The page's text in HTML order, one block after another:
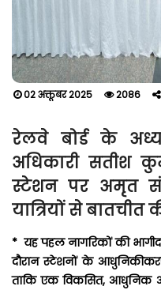
02 अक्तूबर 2025 2086
रेलवे बोर्ड के
अधिकारी सतीश
स्टेशन पर अमृत
यात्रियों से बातचीत
* यह पहल नागरिकों की
दौरान स्टेशनों के
ताकि एक विकसित, आधुनिक